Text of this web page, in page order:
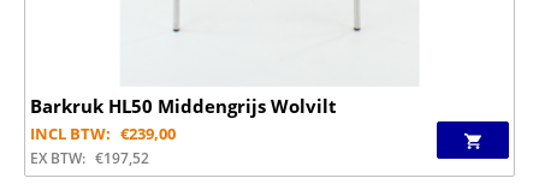
Barkruk HL50 Middengrijs Wolvilt
INCL BTW: €239,00
EX BTW: €197,52